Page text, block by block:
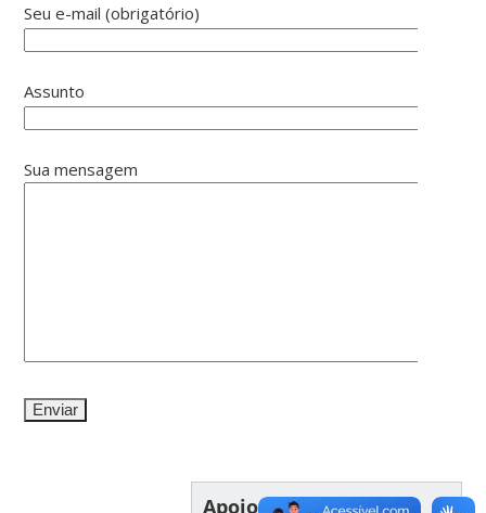
Seu e-mail (obrigatório)
Assunto
Sua mensagem
Apoio Financeiro